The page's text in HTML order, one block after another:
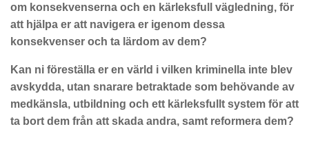
om konsekvenserna och en kärleksfull vägledning, för
att hjälpa er att navigera er igenom dessa
konsekvenser och ta lärdom av dem?
Kan ni föreställa er en värld i vilken kriminella inte blev
avskydda, utan snarare betraktade som behövande av
medkänsla, utbildning och ett kärleksfullt system för att
ta bort dem från att skada andra, samt reformera dem?